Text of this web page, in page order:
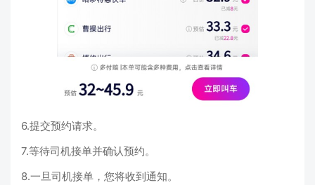
6.提交预约请求。
7.等待司机接单并确认预约。
8.一旦司机接单，您将收到通知。